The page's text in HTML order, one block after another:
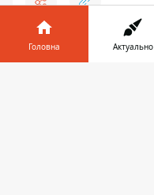
👍 ♥
Головна Актуально